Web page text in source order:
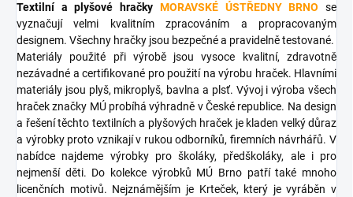
Textilní a plyšové hračky MORAVSKÉ ÚSTŘEDNY BRNO se
vyznačují velmi kvalitním zpracováním a propracovaným
designem. Všechny hračky jsou bezpečné a pravidelně testované.
Materiály použité při výrobě jsou vysoce kvalitní, zdravotně
nezávadné a certifikované pro použití na výrobu hraček. Hlavními
materiály jsou plyš, mikroplyš, bavlna a plsť. Vývoj i výroba všech
hraček značky MÚ probíhá výhradně v České republice. Na design
a řešení těchto textilních a plyšových hraček je kladen velký důraz
a výrobky proto vznikají v rukou odborníků, firemních návrhářů. V
nabídce najdeme výrobky pro školáky, předškoláky, ale i pro
nejmenší děti. Do kolekce výrobků MÚ Brno patří také mnoho
licenčních motivů. Nejznámějším je Krteček, který je vyráběn v